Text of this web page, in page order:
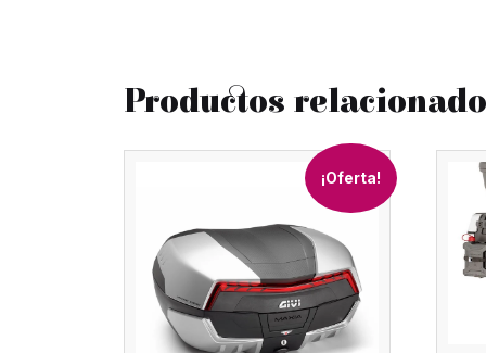
Productos
¡Oferta!